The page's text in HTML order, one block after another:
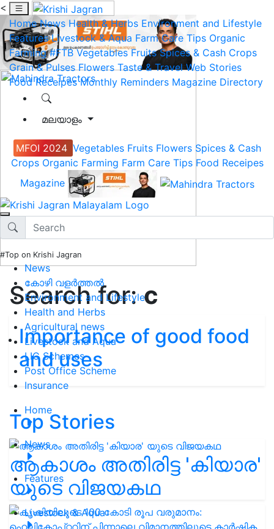
<
Home News Health & Herbs Environment and Lifestyle
Features Livestock & Aqua Farm Care Tips Organic
Farming #FTB Vegetables Fruits Spices & Cash Crops
Grain & Pulses Flowers Taste & Travel Web Stories
Food Receipes Monthly Reminders Magazine Directory
മലയാളം
MFOI 2024 Vegetables Fruits Flowers Spices & Cash
Crops Organic Farming Farm Care Tips Food Receipes
Magazine
#Top on Krishi Jagran
News
കോഴി വളർത്തൽ
Environment and Lifestyle
Health and Herbs
Agricultural news
Livestock and Aqua
LIC Schemes
Post Office Scheme
Insurance
Home
News
Features
Livestock & Aqua
Search for:c
Importance of good food
and uses
Top Stories
ആകാശം അതിരിട്ട 'കിയാര'
യുടെ വിജയകഥ